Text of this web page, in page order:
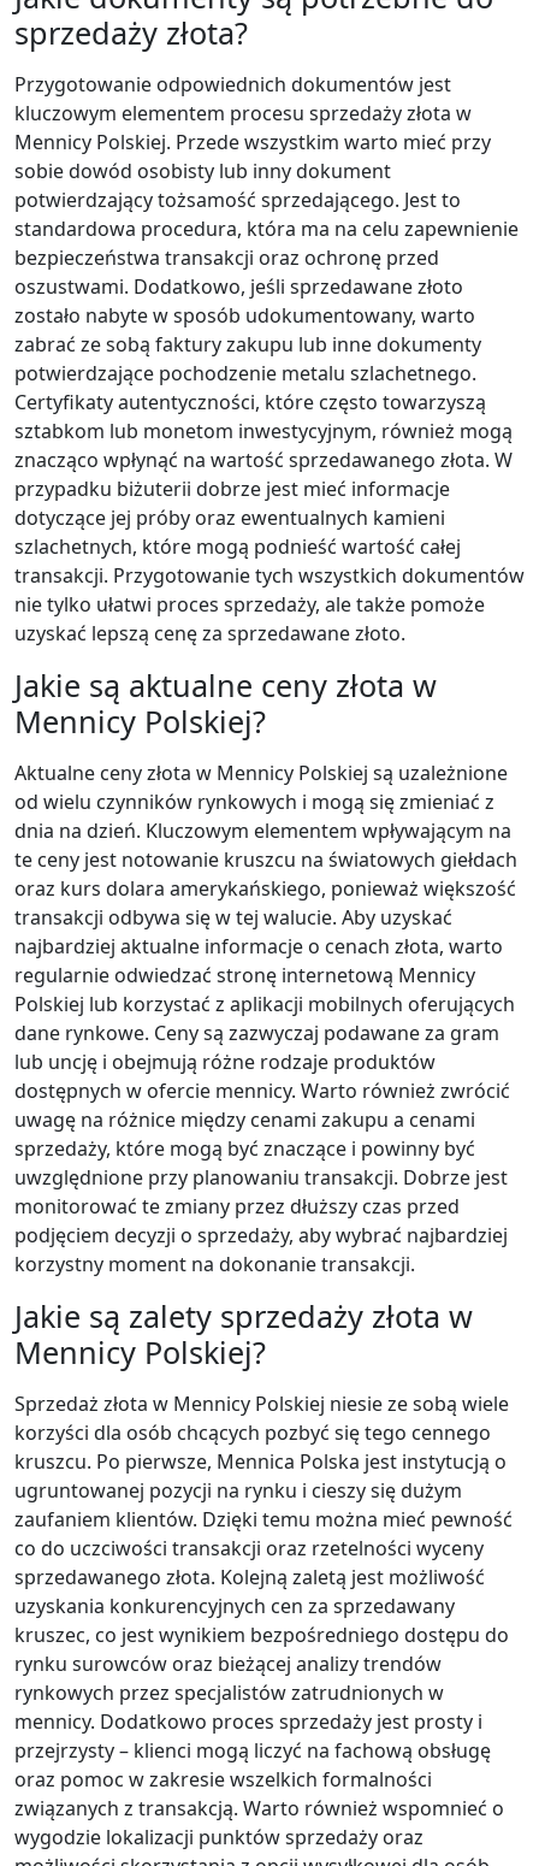
sprzedaży złota?
Przygotowanie odpowiednich dokumentów jest
kluczowym elementem procesu sprzedaży złota w
Mennicy Polskiej. Przede wszystkim warto mieć przy
sobie dowód osobisty lub inny dokument
potwierdzający tożsamość sprzedającego. Jest to
standardowa procedura, która ma na celu zapewnienie
bezpieczeństwa transakcji oraz ochronę przed
oszustwami. Dodatkowo, jeśli sprzedawane złoto
zostało nabyte w sposób udokumentowany, warto
zabrać ze sobą faktury zakupu lub inne dokumenty
potwierdzające pochodzenie metalu szlachetnego.
Certyfikaty autentyczności, które często towarzyszą
sztabkom lub monetom inwestycyjnym, również mogą
znacząco wpłynąć na wartość sprzedawanego złota. W
przypadku biżuterii dobrze jest mieć informacje
dotyczące jej próby oraz ewentualnych kamieni
szlachetnych, które mogą podnieść wartość całej
transakcji. Przygotowanie tych wszystkich dokumentów
nie tylko ułatwi proces sprzedaży, ale także pomoże
uzyskać lepszą cenę za sprzedawane złoto.
Jakie są aktualne ceny złota w
Mennicy Polskiej?
Aktualne ceny złota w Mennicy Polskiej są uzależnione
od wielu czynników rynkowych i mogą się zmieniać z
dnia na dzień. Kluczowym elementem wpływającym na
te ceny jest notowanie kruszcu na światowych giełdach
oraz kurs dolara amerykańskiego, ponieważ większość
transakcji odbywa się w tej walucie. Aby uzyskać
najbardziej aktualne informacje o cenach złota, warto
regularnie odwiedzać stronę internetową Mennicy
Polskiej lub korzystać z aplikacji mobilnych oferujących
dane rynkowe. Ceny są zazwyczaj podawane za gram
lub uncję i obejmują różne rodzaje produktów
dostępnych w ofercie mennicy. Warto również zwrócić
uwagę na różnice między cenami zakupu a cenami
sprzedaży, które mogą być znaczące i powinny być
uwzględnione przy planowaniu transakcji. Dobrze jest
monitorować te zmiany przez dłuższy czas przed
podjęciem decyzji o sprzedaży, aby wybrać najbardziej
korzystny moment na dokonanie transakcji.
Jakie są zalety sprzedaży złota w
Mennicy Polskiej?
Sprzedaż złota w Mennicy Polskiej niesie ze sobą wiele
korzyści dla osób chcących pozbyć się tego cennego
kruszcu. Po pierwsze, Mennica Polska jest instytucją o
ugruntowanej pozycji na rynku i cieszy się dużym
zaufaniem klientów. Dzięki temu można mieć pewność
co do uczciwości transakcji oraz rzetelności wyceny
sprzedawanego złota. Kolejną zaletą jest możliwość
uzyskania konkurencyjnych cen za sprzedawany
kruszec, co jest wynikiem bezpośredniego dostępu do
rynku surowców oraz bieżącej analizy trendów
rynkowych przez specjalistów zatrudnionych w
mennicy. Dodatkowo proces sprzedaży jest prosty i
przejrzysty – klienci mogą liczyć na fachową obsługę
oraz pomoc w zakresie wszelkich formalności
związanych z transakcją. Warto również wspomnieć o
wygodzie lokalizacji punktów sprzedaży oraz